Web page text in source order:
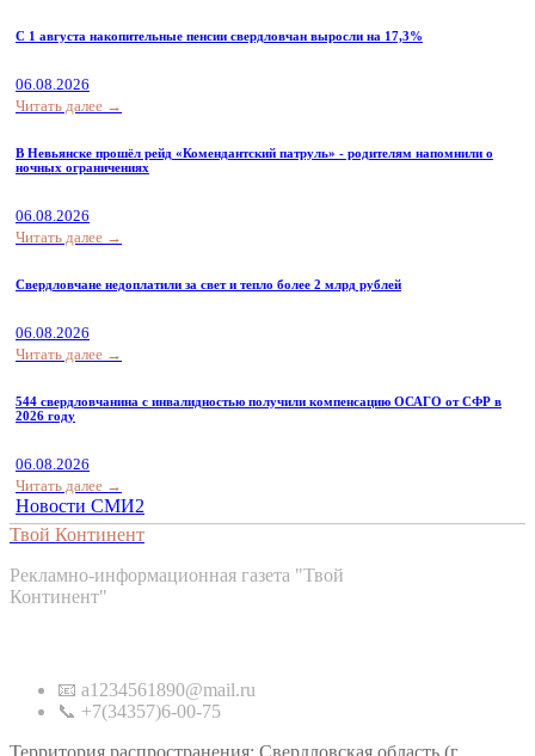
С 1 августа накопительные пенсии свердловчан выросли на 17,3%
06.08.2026
Читать далее →
В Невьянске прошёл рейд «Комендантский патруль» - родителям напомнили о
ночных ограничениях
06.08.2026
Читать далее →
Свердловчане недоплатили за свет и тепло более 2 млрд рублей
06.08.2026
Читать далее →
544 свердловчанина с инвалидностью получили компенсацию ОСАГО от СФР в
2026 году
06.08.2026
Читать далее →
Новости СМИ2
Твой Континент
Рекламно-информационная газета "Твой
Континент"
📧 a1234561890@mail.ru
📞 +7(34357)6-00-75